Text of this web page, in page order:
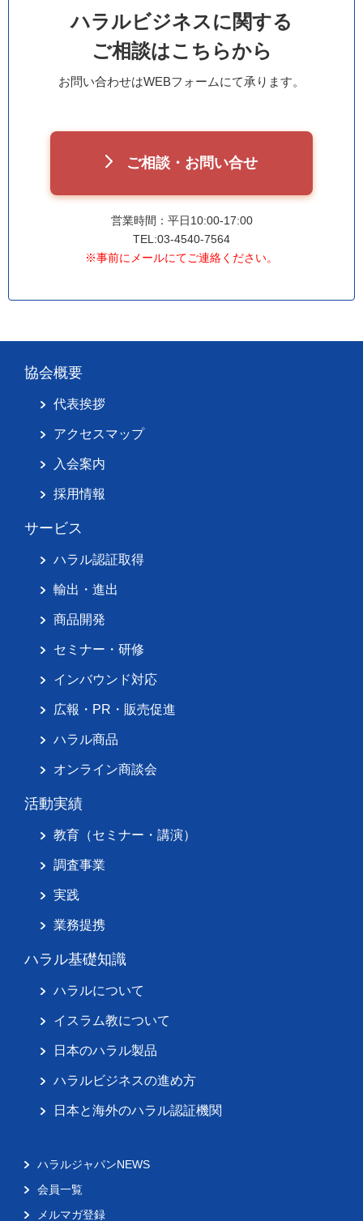
ハラルビジネスに関する
ご相談はこちらから
お問い合わせはWEBフォームにて承ります。
ご相談・お問い合せ
営業時間：平日10:00-17:00
TEL:03-4540-7564
※事前にメールにてご連絡ください。
協会概要
代表挨拶
アクセスマップ
入会案内
採用情報
サービス
ハラル認証取得
輸出・進出
商品開発
セミナー・研修
インバウンド対応
広報・PR・販売促進
ハラル商品
オンライン商談会
活動実績
教育（セミナー・講演）
調査事業
実践
業務提携
ハラル基礎知識
ハラルについて
イスラム教について
日本のハラル製品
ハラルビジネスの進め方
日本と海外のハラル認証機関
ハラルジャパンNEWS
会員一覧
メルマガ登録